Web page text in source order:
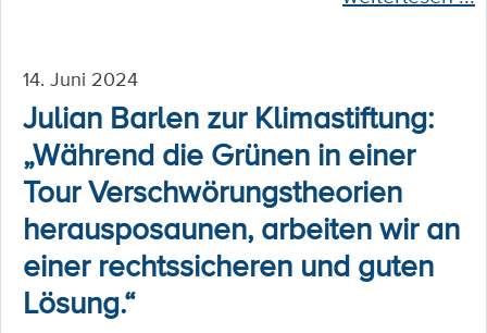
14. Juni 2024
Julian Barlen zur Klimastiftung:
„Während die Grünen in einer
Tour Verschwörungstheorien
herausposaunen, arbeiten wir an
einer rechtssicheren und guten
Lösung.“